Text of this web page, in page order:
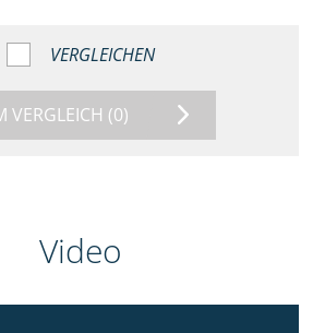
VERGLEICHEN
VERGLEICH (0)
Video